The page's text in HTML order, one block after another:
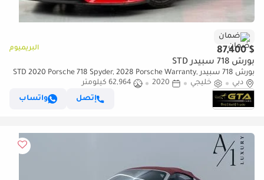
ضمان
$ 87,400 البريميوم
بورش 718 سبيدر STD
بورش 718 سبيدر STD 2020 Porsche 718 Spyder, 2028 Porsche Warranty,
Porsche Full Service History, GCC
دبي خليجي 2020
62,964 كيلومتر
إتصل
واتساب